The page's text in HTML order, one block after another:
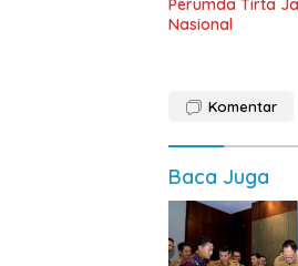
Perumda Tirta
Nasional
Komentar
Baca Juga